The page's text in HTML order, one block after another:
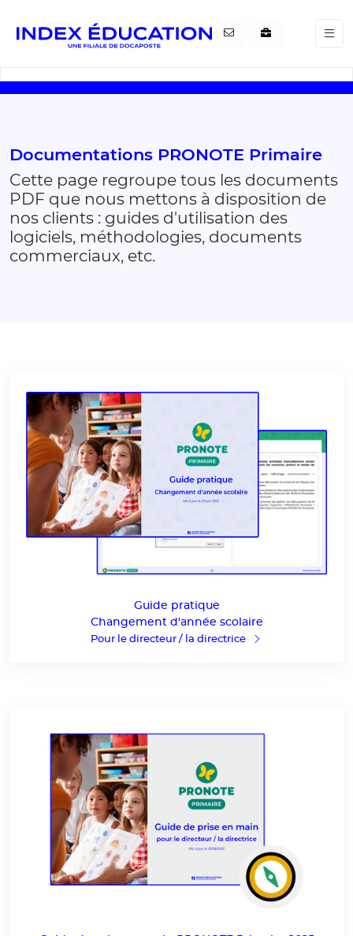
Documentations PRONOTE Primaire
Cette page regroupe tous les documents
PDF que nous mettons à disposition de
nos clients : guides d'utilisation des
logiciels, méthodologies, documents
commerciaux, etc.
Guide pratique
Changement d'année scolaire
Pour le directeur / la directrice